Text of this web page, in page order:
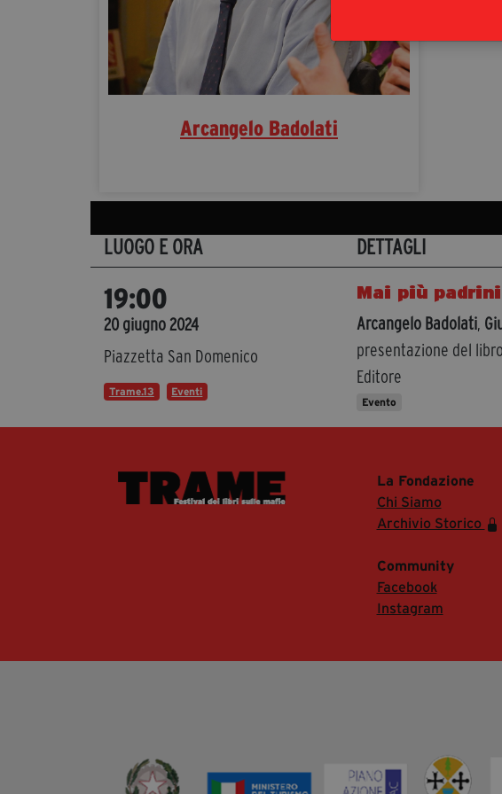
Arcangelo Badolati
LUOGO E ORA DETTAGLI
19:00
20 giugno 2024
Piazzetta San Domenico
Trame.13 Eventi
Mai più padrini
Arcangelo Badolati,
presentazione del
Editore
Evento
La Fondazione
Chi Siamo
Archivio Storico
Community
Facebook
Instagram